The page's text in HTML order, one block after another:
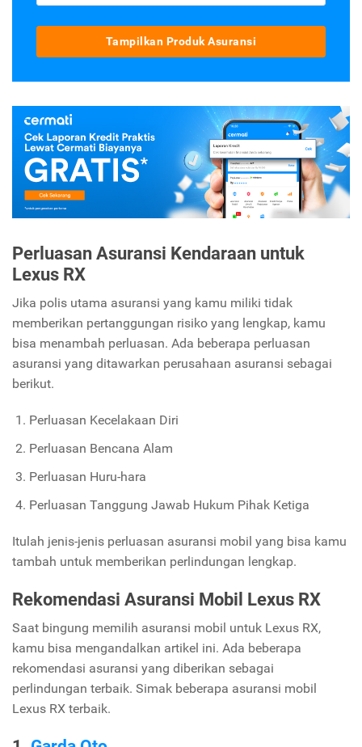
Tampilkan Produk Asuransi
Perluasan Asuransi Kendaraan untuk
Lexus RX
Jika polis utama asuransi yang kamu miliki tidak
memberikan pertanggungan risiko yang lengkap, kamu
bisa menambah perluasan. Ada beberapa perluasan
asuransi yang ditawarkan perusahaan asuransi sebagai
berikut.
Perluasan Kecelakaan Diri
Perluasan Bencana Alam
Perluasan Huru-hara
Perluasan Tanggung Jawab Hukum Pihak Ketiga
Itulah jenis-jenis perluasan asuransi mobil yang bisa kamu
tambah untuk memberikan perlindungan lengkap.
Rekomendasi Asuransi Mobil Lexus RX
Saat bingung memilih asuransi mobil untuk Lexus RX,
kamu bisa mengandalkan artikel ini. Ada beberapa
rekomendasi asuransi yang diberikan sebagai
perlindungan terbaik. Simak beberapa asuransi mobil
Lexus RX terbaik.